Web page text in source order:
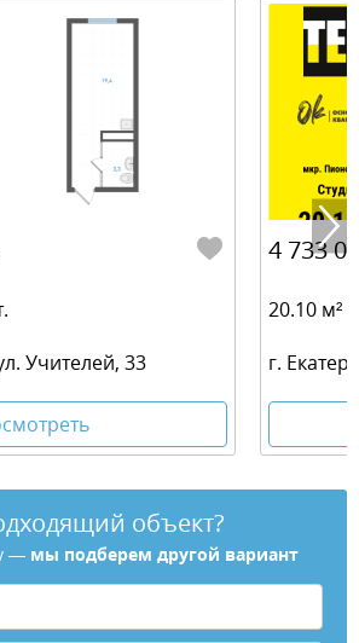
Учителей, 33
4 733
20.10 м²
г.
объект?
— мы подберем другой вариант